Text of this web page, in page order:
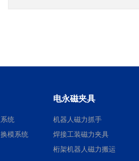
统
模系统
电永磁夹具
机器人磁力抓手
焊接工装磁力夹具
桁架机器人磁力搬运